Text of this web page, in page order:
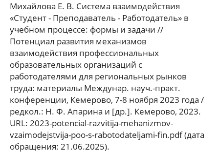
Михайлова Е. В. Система взаимодействия
«Студент - Преподаватель - Работодатель» в
учебном процессе: формы и задачи //
Потенциал развития механизмов
взаимодействия профессиональных
образовательных организаций с
работодателями для региональных рынков
труда: материалы Междунар. науч.-практ.
конференции, Кемерово, 7-8 ноября 2023 года /
редкол.: Н. Ф. Апарина и [др.]. Кемерово, 2023.
URL: 2023-potencial-razvitija-mehanizmov-
vzaimodejstvija-poo-s-rabotodateljami-fin.pdf (дата
обращения: 21.06.2025).